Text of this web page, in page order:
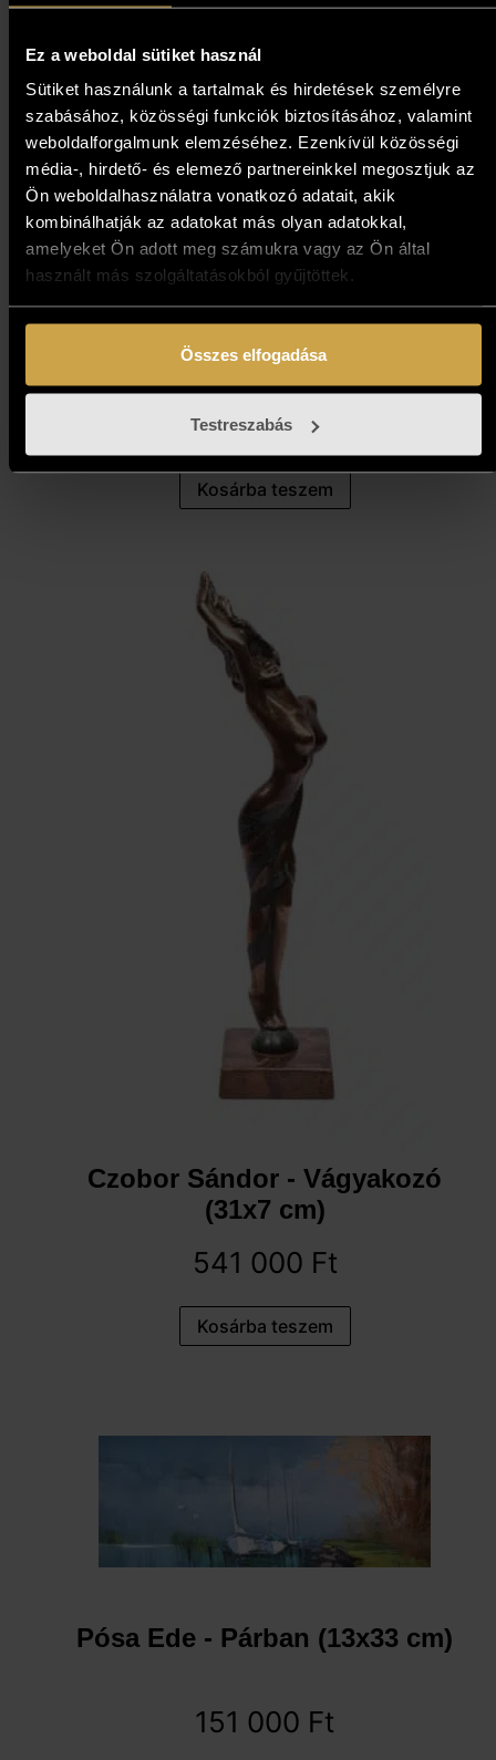
Ez a weboldal sütiket használ
Sütiket használunk a tartalmak és hirdetések személyre
szabásához, közösségi funkciók biztosításához, valamint
weboldalforgalmunk elemzéséhez. Ezenkívül közösségi
média-, hirdető- és elemező partnereinkkel megosztjuk az
Ön weboldalhasználatra vonatkozó adatait, akik
kombinálhatják az adatokat más olyan adatokkal,
amelyeket Ön adott meg számukra vagy az Ön által
használt más szolgáltatásokból gyűjtöttek.
Összes elfogadása
Testreszabás
Mág Tamás - Szentivánéj (29x46
cm)
859 000Ft
Kosárba teszem
Czobor Sándor - Vágyakozó
(31x7 cm)
541 000 Ft
Kosárba teszem
Pósa Ede - Párban (13x33 cm)
151 000 Ft